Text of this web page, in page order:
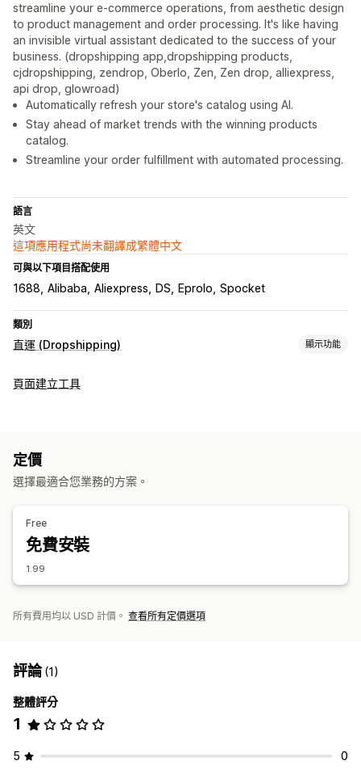
streamline your e-commerce operations, from aesthetic design
to product management and order processing. It's like having
an invisible virtual assistant dedicated to the success of your
business. (dropshipping app,dropshipping products,
cjdropshipping, zendrop, Oberlo, Zen, Zen drop, alliexpress,
api drop, glowroad)
Automatically refresh your store's catalog using AI.
Stay ahead of market trends with the winning products
catalog.
Streamline your order fulfillment with automated processing.
語言
英文
這項應用程式尚未翻譯成繁體中文
可與以下項目搭配使用
1688 Alibaba Aliexpress DS Eprolo Spocket
類別
直運 (Dropshipping) 顯示功能
可銷售商品
汽車
中國
希臘 德國 挪威
頁面建立工具
定價
選擇最適合您業務的方案。
Free
免費安裝
1.99
所有費用均以 USD 計價。 查看所有定價選項
評論(1)
整體評分
1
5
0